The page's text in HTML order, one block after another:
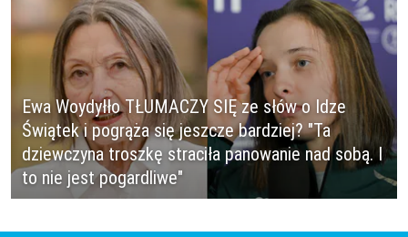
Ewa Woydyłło TŁUMACZY SIĘ ze słów o Idze
Świątek i pogrąża się jeszcze bardziej? "Ta
dziewczyna troszkę straciła panowanie nad sobą. I
to nie jest pogardliwe"